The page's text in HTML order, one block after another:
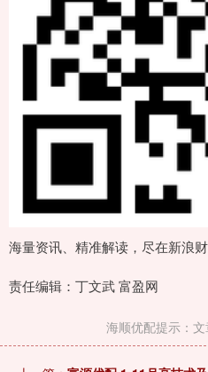
海量资讯、精准解读，尽在新浪
责任编辑：丁文武 富盈网
海顺优配提示：文